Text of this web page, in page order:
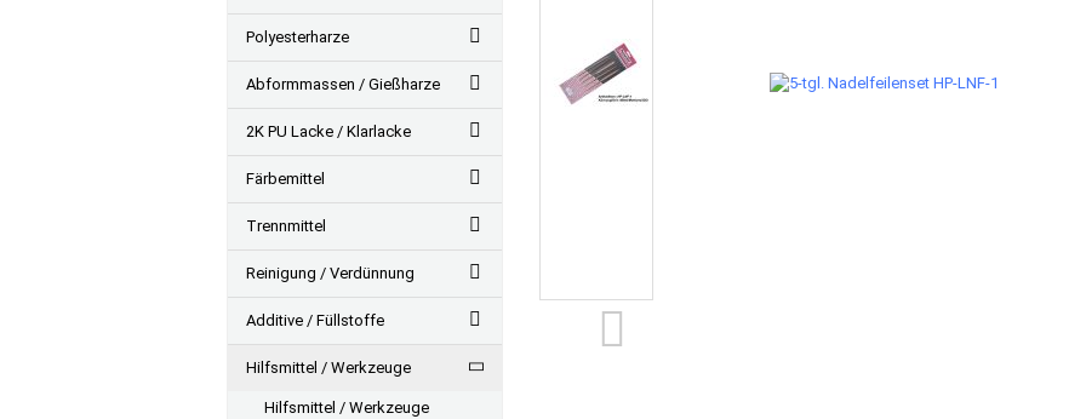
Polyesterharze
Abformmassen / Gießharze
2K PU Lacke / Klarlacke
Färbemittel
Trennmittel
Reinigung / Verdünnung
Additive / Füllstoffe
Hilfsmittel / Werkzeuge
Hilfsmittel / Werkzeuge